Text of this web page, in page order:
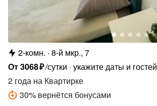
2-комн. 8-й мкр., 7
От3068₽/сутки укажите даты и гостей
2 года на Квартирке
30% вернётся бонусами